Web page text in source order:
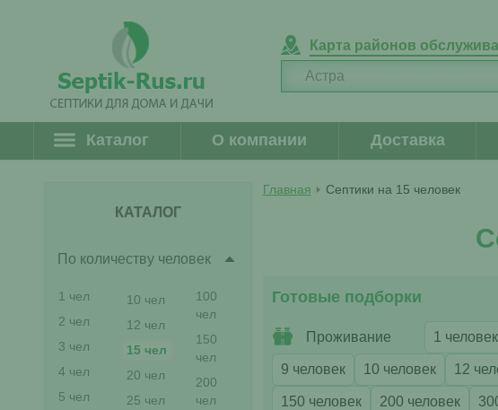
Карта районов
Каталог О компании Доставка
КАТАЛОГ
По количеству человек
1 чел
2 чел
3 чел
4 чел
5 чел
10 чел
12 чел
15 чел
20 чел
25 чел
100
чел
150
чел
200
чел
Главная Септики на 15 человек
Готовые подборки
Проживание 1 человек
9 человек 10 человек 12
150 человек 200 человек